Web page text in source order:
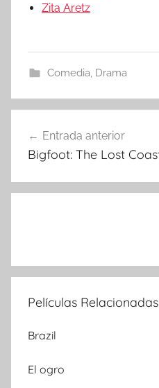
Zita Aretz
Comedia, Drama
Navegación
de
entradas
Entrada anterior
Bigfoot: The Lost
Películas Relacionadas
Brazil
El ogro